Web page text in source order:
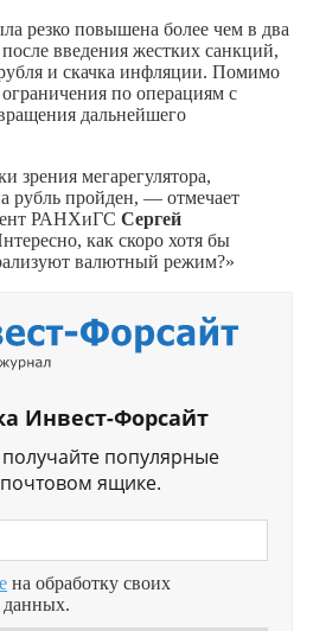
резко повышена более чем в два
введения жестких санкций,
и скачка инфляции. Помимо
по операциям с
дальнейшего
зрения мегарегулятора,
рубль пройден, — отмечает
РАНХиГС Сергей
как скоро хотя бы
валютный режим?»
Инвест-Форсайт
популярные
ящике.
на обработку своих
данных.